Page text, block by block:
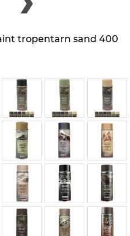
tropentarn sand 400